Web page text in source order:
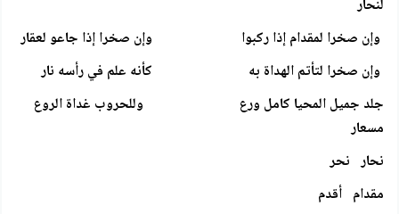
لنحار
وإن صخرا لمقدام إذا ركبوا وإن صخرا إذا جاعو لعقار
وإن صخرا لتأتم الهداة به كأنه علم في رأسه نار
جلد جميل المحيا كامل ورع وللحروب غداة الروع
مسعار
نحار نحر
مقدام أقدم